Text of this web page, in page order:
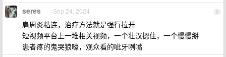
6
seres Sep 24, 2024
肩周炎粘连，治疗方法就是强行拉开
短视频平台上一堆相关视频，一个壮汉摁住，一个慢慢掰
患者疼的鬼哭狼嚎，观众看的呲牙咧嘴